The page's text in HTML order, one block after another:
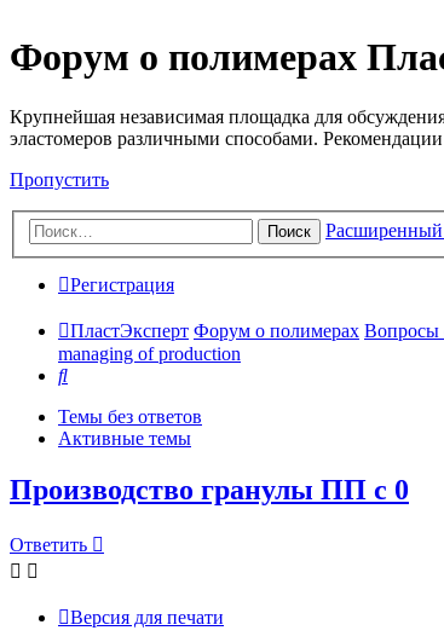
Форум о полимерах
Крупнейшая независимая площадка для
эластомеров различными способами.
Пропустить
Поиск
Регистрация
ПластЭксперт Форум о полимерах Вопросы
managing of production
Поиск
Темы без ответов
Активные темы
Производство гранулы ПП с 0
Ответить
Версия для печати